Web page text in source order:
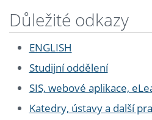
Důležité odkazy
ENGLISH
Studijní oddělení
SIS, webové aplikace,
Katedry, ústavy a další